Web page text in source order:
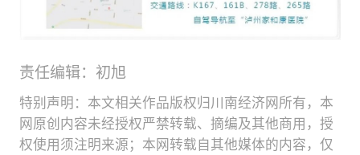
责任编辑：初旭
特别声明：本文相关作品版权归川南经济网所有，本
网原创内容未经授权严禁转载、摘编及其他商用，授
权使用须注明来源；本网转载自其他媒体的内容，仅